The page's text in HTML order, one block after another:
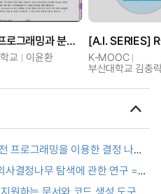
(통계프로그래밍과 분석을 위한) R 입문
교 이윤환
K-MOOC
부산대학교 김충
프로그래밍을 이용한 결정 나무
using Genetic Programming
결정나무 탐색에 관한 연구 =
genetic programming
원하는 문서와 코드 생성 도구 =